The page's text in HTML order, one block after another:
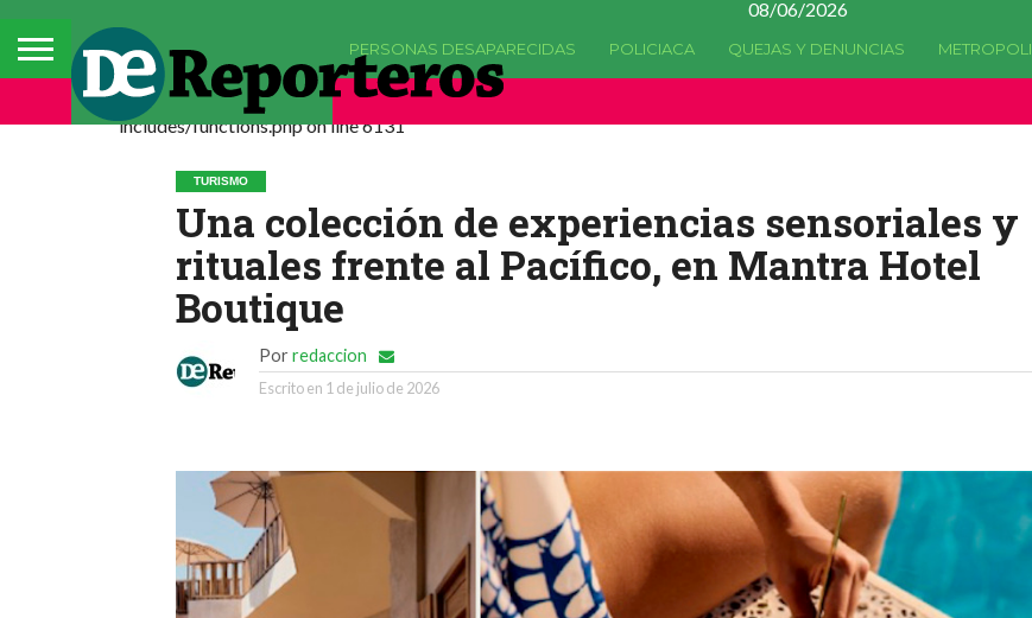
08/06/2026
PERSONAS DESAPARECIDAS POLICIACA QUEJAS Y DENUNCIAS METROPOLI
Deprecated: La función comments_popup_script ha quedado
includes/functions.php on line 6131
TURISMO
Una colección de experiencias sensoriales y
rituales frente al Pacífico, en Mantra Hotel
Boutique
Por redaccion
Escrito en 1 de julio de 2026